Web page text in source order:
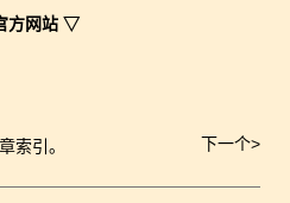
方网站 ▽
索引。 下一个>